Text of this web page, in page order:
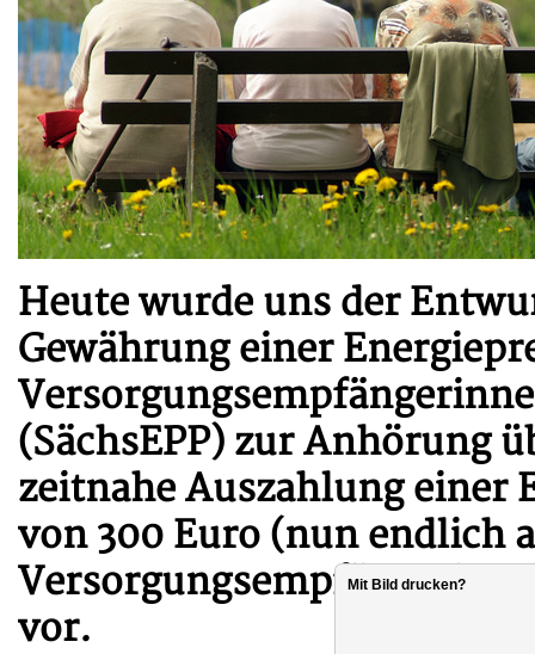
Heute wurde uns der
Gewährung einer
(SächsEPP) zur Anhörung
zeitnahe Auszahlung einer
von 300 Euro (nun endlich
vor.
Mit Bild drucken?